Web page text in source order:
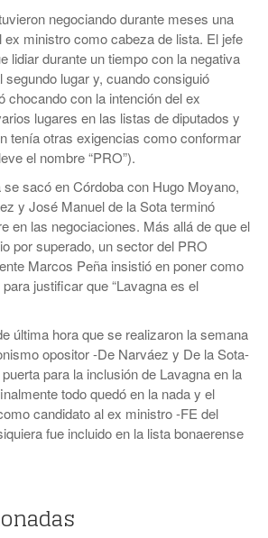
negociando durante meses una
ex ministro como cabeza de lista. El jefe
lidiar durante un tiempo con la negativa
segundo lugar y, cuando consiguió
chocando con la intención del ex
lugares en las listas de diputados y
tenía otras exigencias como conformar
el nombre “PRO”).
se sacó en Córdoba con Hugo Moyano,
y José Manuel de la Sota terminó
en las negociaciones. Más allá de que el
por superado, un sector del PRO
Marcos Peña insistió en poner como
justificar que “Lavagna es el
última hora que se realizaron la semana
opositor -De Narváez y De la Sota-
para la inclusión de Lavagna en la
todo quedó en la nada y el
candidato al ex ministro -FE del
fue incluido en la lista bonaerense